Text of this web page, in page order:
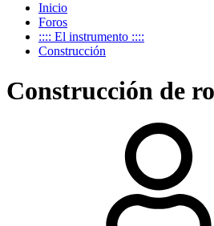
Inicio
Foros
:::: El instrumento ::::
Construcción
Construcción de